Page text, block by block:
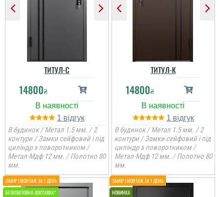
ТИТУЛ-С
14800₴
1
В будинок / Метал 1.5 мм. / 2
контури / Замки сейфовий і під
циліндр з поворотником /
Метал-Мдф 12 мм. / Полотно 80
мм.
ТИТУЛ-К
14800₴
1
В будинок / Метал 1.5 мм. / 2
контури / Замки сейфовий і під
циліндр з поворотником /
Метал-Мдф 12 мм. / Полотно 80
мм.